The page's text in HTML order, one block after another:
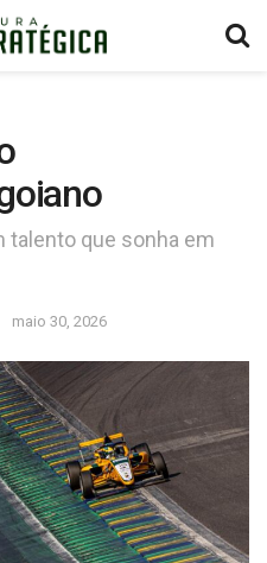
talento que sonha em
maio 30, 2026